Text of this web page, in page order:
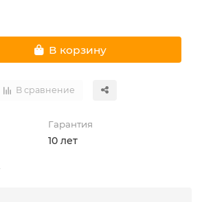
В корзину
В сравнение
Гарантия
10 лет